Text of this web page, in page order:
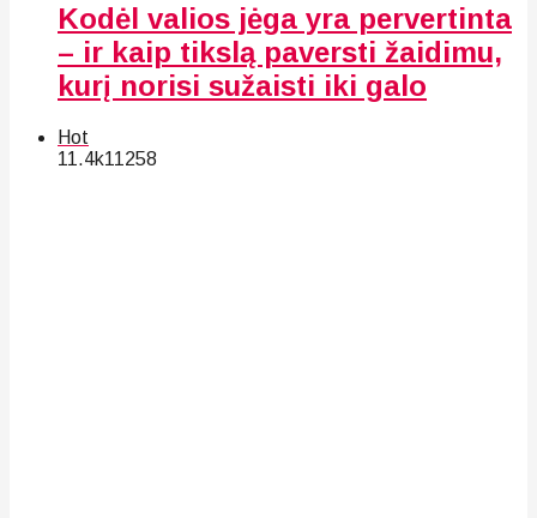
Kodėl valios jėga yra pervertinta
– ir kaip tikslą paversti žaidimu,
kurį norisi sužaisti iki galo
Hot
11.4k11258